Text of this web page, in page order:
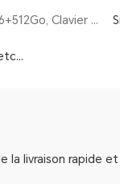
Par HONOR MagicBook X 16 2024 Intel® Core™ i5 de 12e génération,16 Pouces,16+512Go, Clavier AZERTY, Space Gray
la livraison rapide